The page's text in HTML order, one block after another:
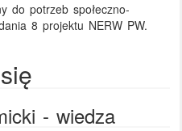
do potrzeb społeczno-
8 projektu NERW PW.
- wiedza